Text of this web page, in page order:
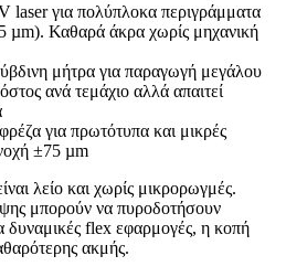
laser για πολύπλοκα περιγράμματα
µm). Καθαρά άκρα χωρίς μηχανική
μήτρα για παραγωγή μεγάλου
ανά τεμάχιο αλλά απαιτεί
για πρωτότυπα και μικρές
±75 µm
λείο και χωρίς μικρορωγμές.
μπορούν να πυροδοτήσουν
δυναμικές flex εφαρμογές, η κοπή
ακμής.